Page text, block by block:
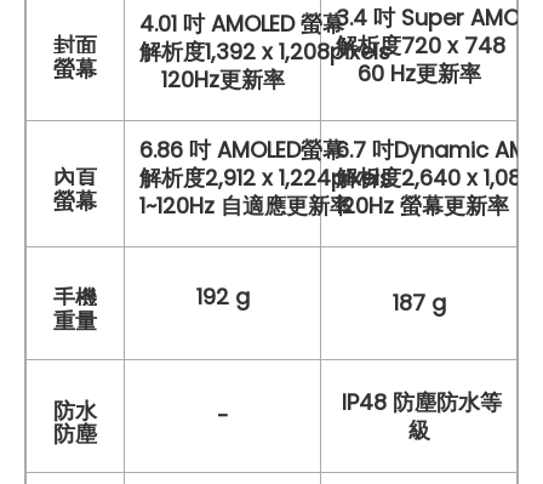
封面
螢幕
4.01 吋 AMOLED 螢幕
解析度1,392 x 1,208pixels
120Hz更新率
3.4 吋 Super
解析度720 x 748
60 Hz更新率
內頁
螢幕
6.86 吋 AMOLED螢幕
解析度2,912 x 1,224pixels
1~120Hz 自適應更新率
6.7 吋Dynamic
解析度2,640 x 1,080
120Hz 螢幕更新率
手機
重量
192 g 187 g
防水
防塵
-
IP48 防塵防水等
級